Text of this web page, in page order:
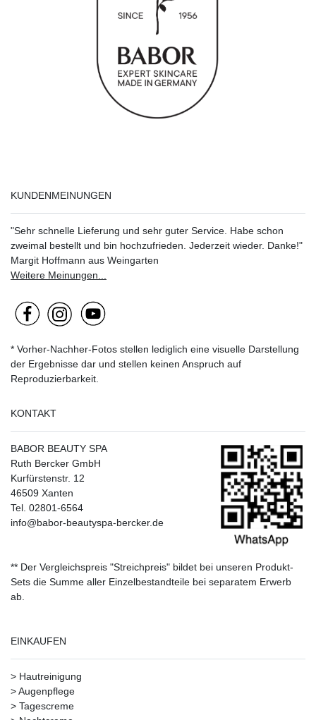
KUNDENMEINUNGEN
"Sehr schnelle Lieferung und sehr guter Service. Habe schon
zweimal bestellt und bin hochzufrieden. Jederzeit wieder. Danke!"
Margit Hoffmann aus Weingarten
Weitere Meinungen...
* Vorher-Nachher-Fotos stellen lediglich eine visuelle Darstellung
der Ergebnisse dar und stellen keinen Anspruch auf
Reproduzierbarkeit.
KONTAKT
BABOR BEAUTY SPA
Ruth Bercker GmbH
Kurfürstenstr. 12
46509 Xanten
Tel. 02801-6564
info@babor-beautyspa-bercker.de
** Der Vergleichspreis "Streichpreis" bildet bei unseren Produkt-
Sets die Summe aller Einzelbestandteile bei separatem Erwerb
ab.
EINKAUFEN
> Hautreinigung
>Augenpflege
> Tagescreme